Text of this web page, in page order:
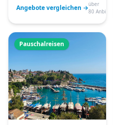
Angebote vergleichen →über
80 Anbieter
Pauschalreisen